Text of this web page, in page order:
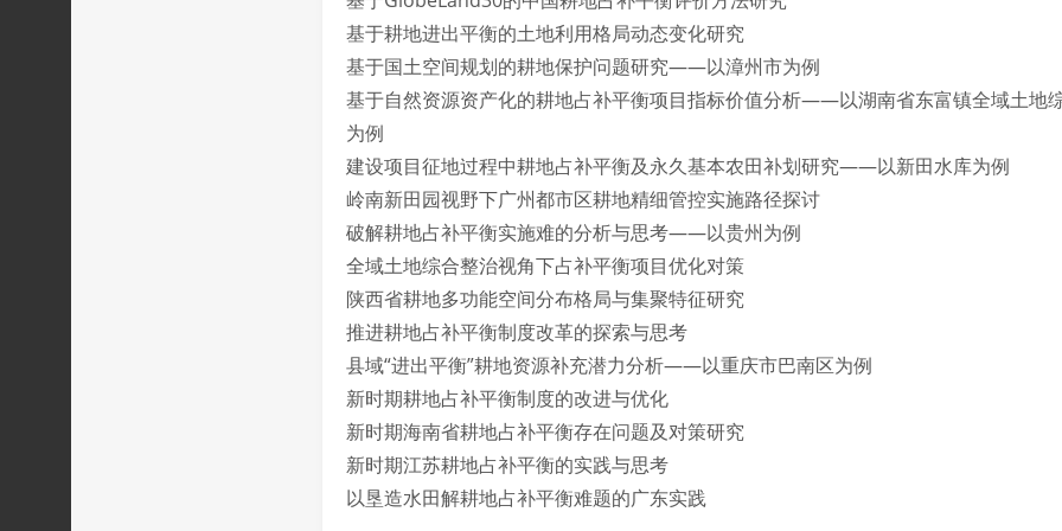
基于耕地进出平衡的土地利用格局动态变化研究
基于国土空间规划的耕地保护问题研究——以漳州市为例
基于自然资源资产化的耕地占补平衡项目指标价值分析——以湖南省东富镇全域土地
为例
建设项目征地过程中耕地占补平衡及永久基本农田补划研究——以新田水库为例
岭南新田园视野下广州都市区耕地精细管控实施路径探讨
破解耕地占补平衡实施难的分析与思考——以贵州为例
全域土地综合整治视角下占补平衡项目优化对策
陕西省耕地多功能空间分布格局与集聚特征研究
推进耕地占补平衡制度改革的探索与思考
县域“进出平衡”耕地资源补充潜力分析——以重庆市巴南区为例
新时期耕地占补平衡制度的改进与优化
新时期海南省耕地占补平衡存在问题及对策研究
新时期江苏耕地占补平衡的实践与思考
以垦造水田解耕地占补平衡难题的广东实践